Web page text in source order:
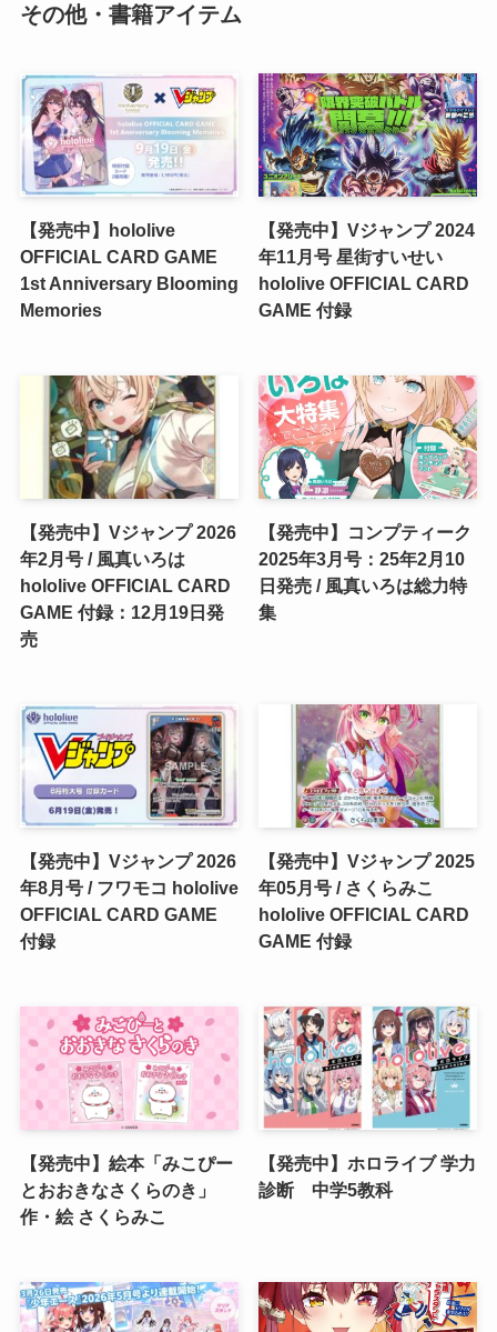
その他・書籍アイテム
【発売中】hololive
OFFICIAL CARD GAME
1st Anniversary Blooming
Memories
【発売中】Vジャンプ 2024
年11月号 星街すいせい
hololive OFFICIAL CARD
GAME 付録
【発売中】Vジャンプ 2026
年2月号 / 風真いろは
hololive OFFICIAL CARD
GAME 付録：12月19日発
売
【発売中】コンプティーク
2025年3月号：25年2月10
日発売 / 風真いろは総力特
集
【発売中】Vジャンプ 2026
年8月号 / フワモコ hololive
OFFICIAL CARD GAME
付録
【発売中】Vジャンプ 2025
年05月号 / さくらみこ
hololive OFFICIAL CARD
GAME 付録
【発売中】絵本「みこぴー
とおおきなさくらのき」
作・絵 さくらみこ
【発売中】ホロライブ 学力
診断 中学5教科